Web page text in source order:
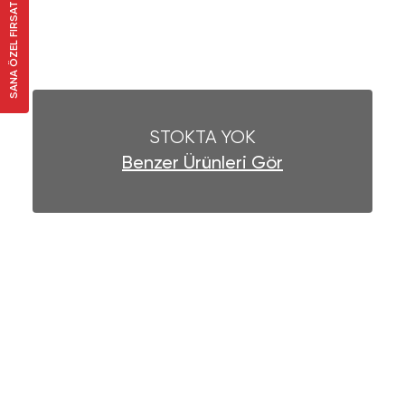
SANA ÖZEL FIRSAT
STOKTA YOK
Benzer Ürünleri Gör